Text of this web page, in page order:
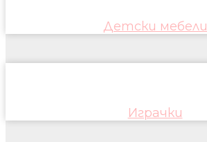
Детски мебели
Играчки